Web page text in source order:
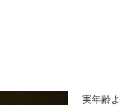
実年齢よ